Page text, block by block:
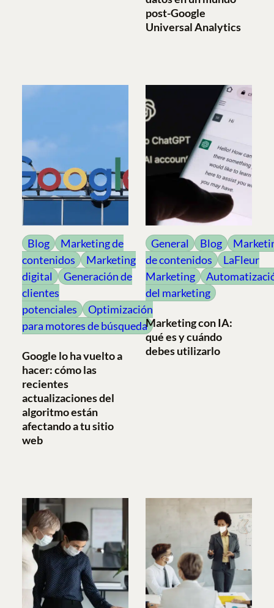
post-Google
Universal Analytics
Blog
Marketing de
contenidos
Marketing
digital
Generación de
clientes
potenciales
Optimización
para motores de búsqueda
Google lo ha vuelto a
hacer: cómo las
recientes
actualizaciones del
algoritmo están
afectando a tu sitio
web
General Blog
de contenidos
LaFleur
Marketing
del marketing
Marketing con IA:
qué es y cuándo
debes utilizarlo